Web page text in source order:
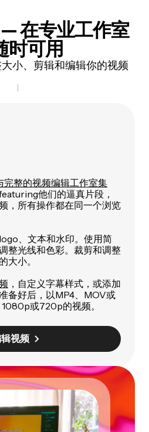
在专业工作室
时可用
小、剪辑和编辑你的视频
完整的视频编辑工作室集
他们的逼真片段，
，所有操作都在同一个浏览
、文本和水印。使用简
整光线和色彩。裁剪和调整
大小。
，自定义字幕样式，或添加
备好后，以MP4、MOV或
或720p的视频。
视频